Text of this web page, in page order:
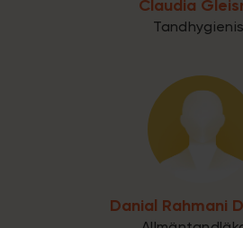
Claudia
Danial Rahmani